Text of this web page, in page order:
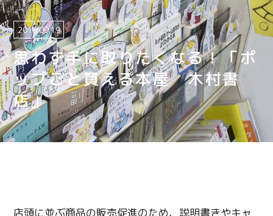
思わず手に取りたくなる！「ポ
ップごと買える本屋 木村書
店」
2018.09.19
店頭に並ぶ商品の販売促進のため、説明書きやキャ